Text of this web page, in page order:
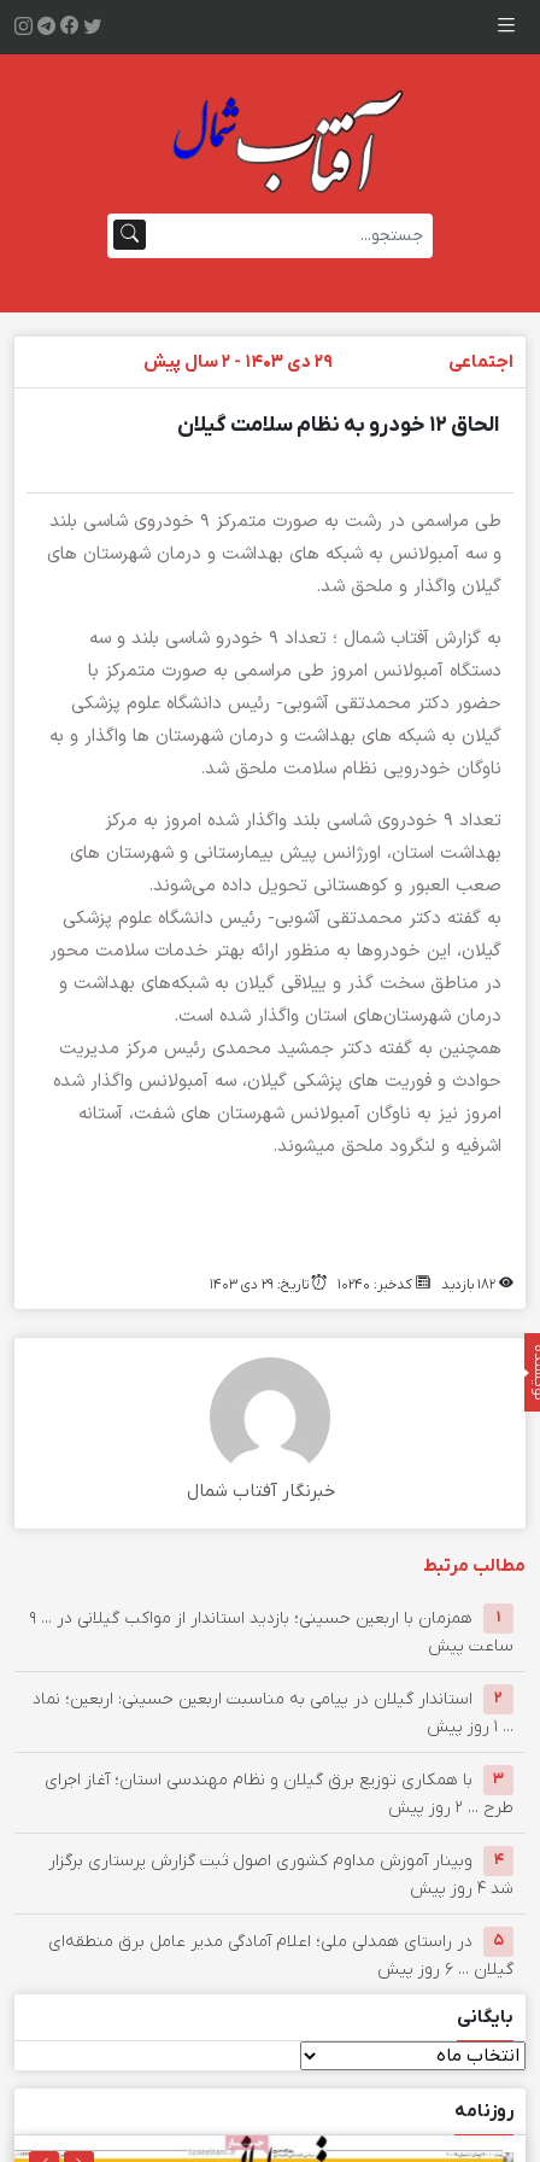
اجتماعی ۲۹ دی ۱۴۰۳ - ۲ سال پیش
الحاق ۱۲ خودرو به نظام سلامت گیلان
طی مراسمی در رشت به صورت متمرکز ۹ خودروی شاسی بلند
و سه آمبولانس به شبکه های بهداشت و درمان شهرستان های
گیلان واگذار و ملحق شد.
به گزارش آفتاب شمال ؛ تعداد ۹ خودرو شاسی بلند و سه
دستگاه آمبولانس امروز طی مراسمی به صورت متمرکز با
حضور دکتر محمدتقی آشوبی- رئیس دانشگاه علوم پزشکی
گیلان به شبکه های بهداشت و درمان شهرستان ها واگذار و به
ناوگان خودرویی نظام سلامت ملحق شد.
تعداد ۹ خودروی شاسی بلند واگذار شده امروز به مرکز
بهداشت استان، اورژانس پیش بیمارستانی و شهرستان های
صعب العبور و کوهستانی تحویل داده می‌شوند.
به گفته دکتر محمدتقی آشوبی- رئیس دانشگاه علوم پزشکی
گیلان، این خودرو‌ها به منظور ارائه بهتر خدمات سلامت محور
در مناطق سخت گذر و ییلاقی گیلان به شبکه‌های بهداشت و
درمان شهرستان‌های استان واگذار شده است.
همچنین به گفته دکتر جمشید محمدی رئیس مرکز مدیریت
حوادث و فوریت های پزشکی گیلان، سه آمبولانس واگذار شده
امروز نیز به ناوگان آمبولانس شهرستان های شفت، آستانه
اشرفیه و لنگرود ملحق میشوند.
کدخبر: ۱۰۲۴۰ تاریخ: ۲۹ دی ۱۴۰۳
خبرنگار آفتاب شمال
مطالب مرتبط
۱ همزمان با اربعین حسینی؛ بازدید استاندار از مواکب گیلانی در ... ۹
ساعت پیش
۲
استاندار گیلان در پیامی به مناسبت اربعین حسینی: اربعین؛ نماد
... ۱ روز پیش
۳
با همکاری توزیع برق گیلان و نظام مهندسی استان؛ آغاز اجرای
طرح ... ۲ روز پیش
۴
وبینار آموزش مداوم کشوری اصول ثبت گزارش پرستاری برگزار
شد ۴ روز پیش
۵
در راستای همدلی ملی؛ اعلام آمادگی مدیر عامل برق منطقه‌ای
گیلان ... ۶ روز پیش
بایگانی
بایگانی
روزنامه